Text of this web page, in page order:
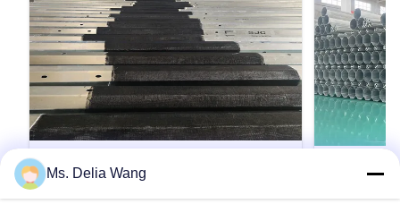
75FT 2000kg Electrical Power Pole for 10m
Ms. Delia Wang